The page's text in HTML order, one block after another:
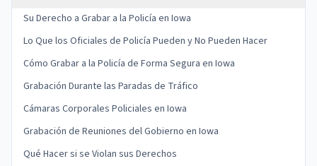
Su Derecho a Grabar a la Policía en Iowa
Lo Que los Oficiales de Policía Pueden y No Pueden Hacer
Cómo Grabar a la Policía de Forma Segura en Iowa
Grabación Durante las Paradas de Tráfico
Cámaras Corporales Policiales en Iowa
Grabación de Reuniones del Gobierno en Iowa
Qué Hacer si se Violan sus Derechos